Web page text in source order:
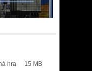
hra 15 MB